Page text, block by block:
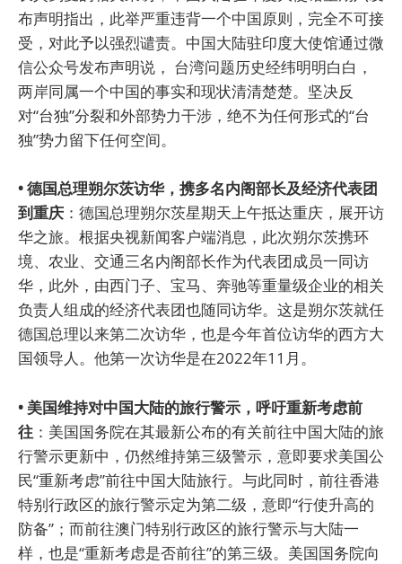
布声明指出，此举严重违背一个中国原则，完全不可接
受，对此予以强烈谴责。中国大陆驻印度大使馆通过微
信公众号发布声明说， 台湾问题历史经纬明明白白，
两岸同属一个中国的事实和现状清清楚楚。坚决反
对“台独”分裂和外部势力干涉，绝不为任何形式的“台
独”势力留下任何空间。
• 德国总理朔尔茨访华，携多名内阁部长及经济代表团
到重庆 ：德国总理朔尔茨星期天上午抵达重庆，展开访
华之旅。根据央视新闻客户端消息，此次朔尔茨携环
境、农业、交通三名内阁部长作为代表团成员一同访
华，此外，由西门子、宝马、奔驰等重量级企业的相关
负责人组成的经济代表团也随同访华。这是朔尔茨就任
德国总理以来第二次访华，也是今年首位访华的西方大
国领导人。他第一次访华是在2022年11月。
• 美国维持对中国大陆的旅行警示，呼吁重新考虑前
往 ：美国国务院在其最新公布的有关前往中国大陆的旅
行警示更新中，仍然维持第三级警示，意即要求美国公
民“重新考虑”前往中国大陆旅行。与此同时，前往香港
特别行政区的旅行警示定为第二级，意即“行使升高的
防备”；而前往澳门特别行政区的旅行警示与大陆一
样，也是“重新考虑是否前往”的第三级。美国国务院向